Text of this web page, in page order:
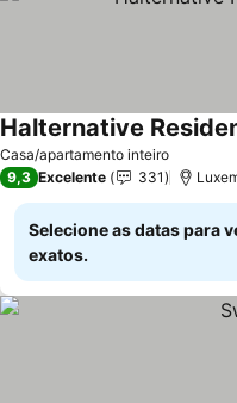
Casa/apartamento inteiro
Halternative
9,3 Excelente 331
Selecione as datas para
exatos.